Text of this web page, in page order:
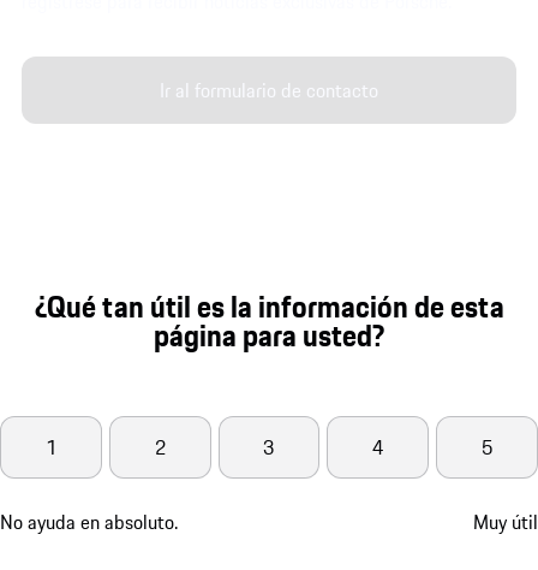
Ir al formulario de contacto
¿Qué tan útil es la información de esta
página para usted?
No ayuda en absoluto.
1 2 3 4 5
Muy útil